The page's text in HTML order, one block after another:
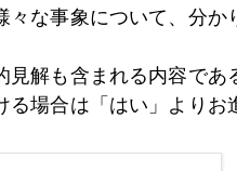
ジム・ロジャーズ氏「金
小林麻央さんを悼む
々な事象について、分
見解も含まれる内容であ
る場合は「はい」よりお